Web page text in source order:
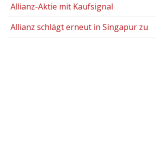
Allianz-Aktie mit Kaufsignal
Allianz schlägt erneut in Singapur zu